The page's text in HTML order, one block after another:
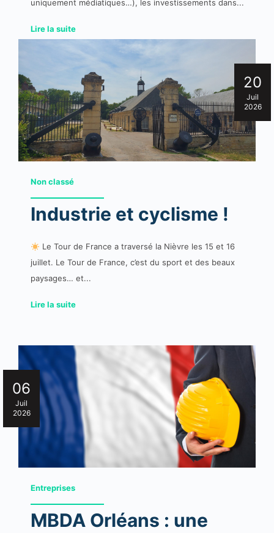
uniquement médiatiques…), les investissements dans...
Lire la suite
20
Juil
2026
Non classé
Industrie et cyclisme !
Le Tour de France a traversé la Nièvre les 15 et 16
juillet. Le Tour de France, c’est du sport et des beaux
paysages… et...
Lire la suite
06
Juil
2026
Entreprises
MBDA Orléans : une